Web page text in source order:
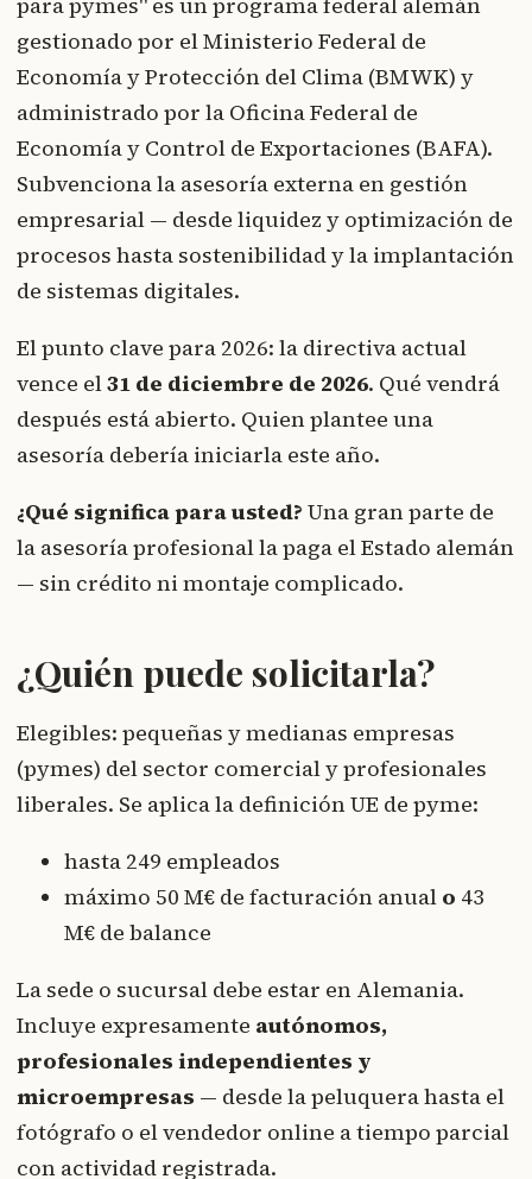
gestionado por el Ministerio Federal de
Economía y Protección del Clima (BMWK) y
administrado por la Oficina Federal de
Economía y Control de Exportaciones (BAFA).
Subvenciona la asesoría externa en gestión
empresarial — desde liquidez y optimización de
procesos hasta sostenibilidad y la implantación
de sistemas digitales.
El punto clave para 2026: la directiva actual
vence el31 de diciembre de 2026. Qué vendrá
después está abierto. Quien plantee una
asesoría debería iniciarla este año.
¿Qué significa para usted? Una gran parte de
la asesoría profesional la paga el Estado alemán
— sin crédito ni montaje complicado.
¿Quién puede solicitarla?
Elegibles: pequeñas y medianas empresas
(pymes) del sector comercial y profesionales
liberales. Se aplica la definición UE de pyme:
hasta 249 empleados
máximo 50 M€ de facturación anual o 43
M€ de balance
La sede o sucursal debe estar en Alemania.
Incluye expresamente autónomos,
profesionales independientes y
microempresas — desde la peluquera hasta el
fotógrafo o el vendedor online a tiempo parcial
con actividad registrada.